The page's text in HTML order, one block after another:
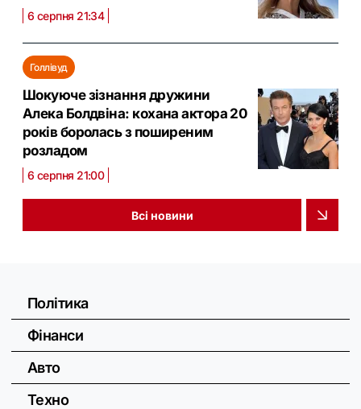
6 серпня 21:34
Голлівуд
Шокуюче зізнання дружини
Алека Болдвіна: кохана актора 20
років боролась з поширеним
розладом
6 серпня 21:00
Всі новини
Політика
Фінанси
Авто
Техно